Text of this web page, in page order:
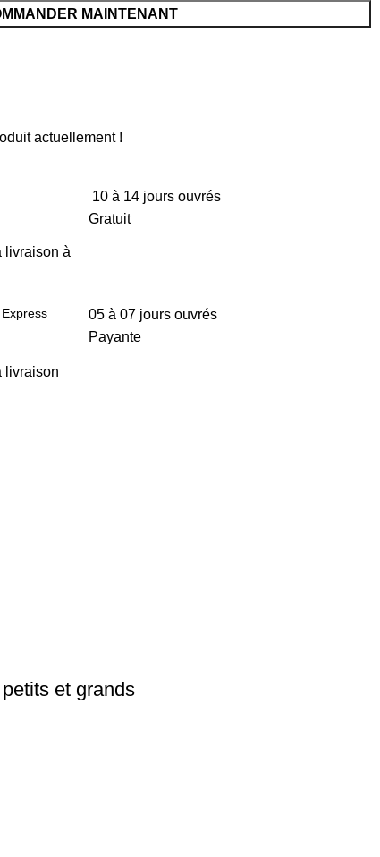
MAINTENANT
actuellement !
livraison à
10 à 14 jours ouvrés
Gratuit
livraison
05 à 07 jours ouvrés
Payante
et grands